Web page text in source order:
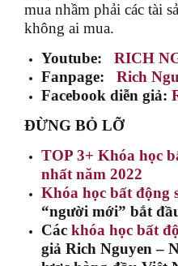
mua nhầm phải các tài
không ai mua.
Youtube: RICH
Fanpage: Rich
Facebook diễn giả:
ĐỪNG BỎ LỠ
TOP 3+ Khóa học
nhất năm 2022
Khóa học bất động
“người mới” bắt
Các khóa học bất
giả Rich Nguyen –